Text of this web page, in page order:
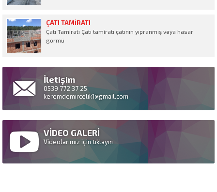
ÇATI TAMIRATI
Çatı Tamiratı Çatı tamiratı çatının yıpranmış veya hasar
görmü
İletişim
0539 772 37 25
keremdemircelik1@gmail.com
VİDEO GALERİ
Videolarımız için tıklayın